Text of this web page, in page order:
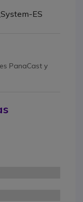
ES
PanaCast y